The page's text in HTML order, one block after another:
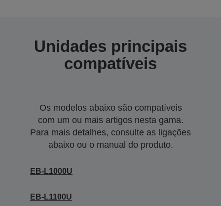
Unidades principais
compatíveis
Os modelos abaixo são compatíveis
com um ou mais artigos nesta gama.
Para mais detalhes, consulte as ligações
abaixo ou o manual do produto.
EB-L1000U
EB-L1100U